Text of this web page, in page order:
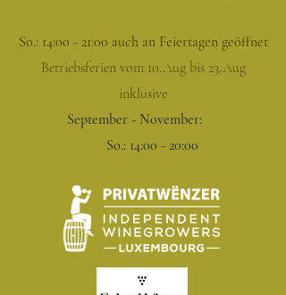
So.: 14:00 - 21:00 auch an Feiertagen geöffnet
Betriebsferien vom 10.Aug bis 23.Aug
inklusive
September - November:
So.: 14:00 - 20:00